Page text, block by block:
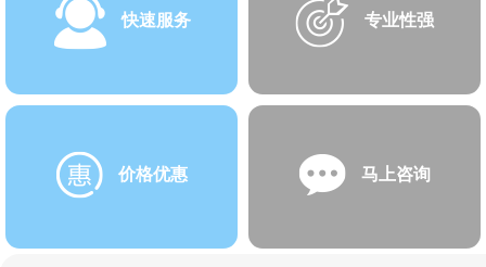
快速服务 专业性强
价格优惠 马上咨询